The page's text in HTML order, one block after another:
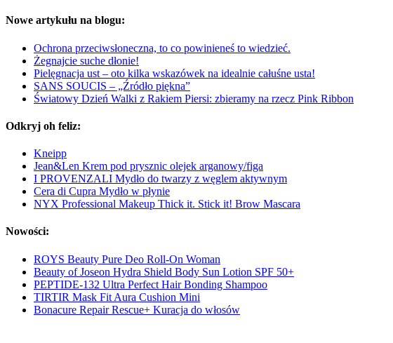
Nowe artykułu na blogu:
Ochrona przeciwsłoneczna, to co powinieneś to wiedzieć.
Żegnajcie suche dłonie!
Pielęgnacja ust – oto kilka wskazówek na idealnie całuśne usta!
SANS SOUCIS – „Źródło piękna”
Światowy Dzień Walki z Rakiem Piersi: zbieramy na rzecz Pink Ribbon
Odkryj oh feliz:
Kneipp
Jean&Len Krem pod prysznic olejek arganowy/figa
I PROVENZALI Mydło do twarzy z węglem aktywnym
Cera di Cupra Mydło w płynie
NYX Professional Makeup Thick it. Stick it! Brow Mascara
Nowości:
ROYS Beauty Pure Deo Roll-On Woman
Beauty of Joseon Hydra Shield Body Sun Lotion SPF 50+
PEPTIDE-132 Ultra Perfect Hair Bonding Shampoo
TIRTIR Mask Fit Aura Cushion Mini
Bonacure Repair Rescue+ Kuracja do włosów